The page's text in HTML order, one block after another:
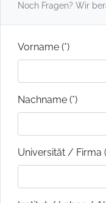
Noch Fragen? Wir
Vorname (*)
Nachname (*)
Universität / Firma